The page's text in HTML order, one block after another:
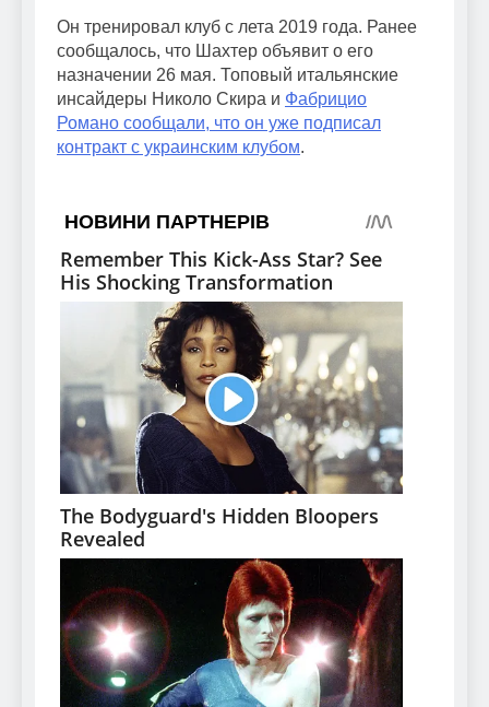
Он тренировал клуб с лета 2019 года. Ранее
сообщалось, что Шахтер объявит о его
назначении 26 мая. Топовый итальянские
инсайдеры Николо Скира и Фабрицио
Романо сообщали, что он уже подписал
контракт с украинским клубом.